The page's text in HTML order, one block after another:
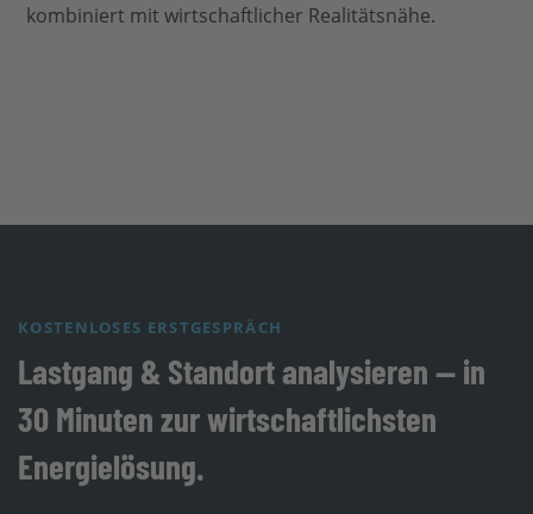
kombiniert mit wirtschaftlicher Realitätsnähe.
KOSTENLOSES ERSTGESPRÄCH
Lastgang & Standort analysieren — in
30 Minuten zur wirtschaftlichsten
Energielösung.